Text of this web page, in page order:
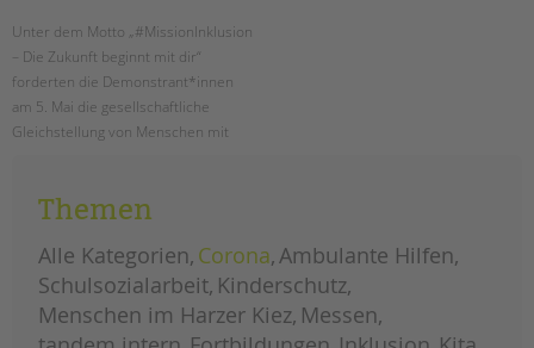
Unter dem Motto „#MissionInklusion
– Die Zukunft beginnt mit dir“
forderten die Demonstrant*innen
am 5. Mai die gesellschaftliche
Gleichstellung von Menschen mit
weiterleseneuropäischer
protesttag
gleichstellung
von
menschen
mit
behinderung
2019
Themen
Alle Kategorien Corona Ambulante Hilfen
Schulsozialarbeit Kinderschutz
Menschen im Harzer Kiez Messen